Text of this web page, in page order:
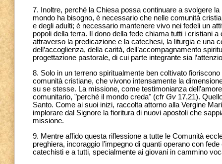
7. Inoltre, perché la Chiesa possa continuare a svolgere
mondo ha bisogno, è necessario che nelle comunità
e degli adulti; è necessario mantenere vivo nei fedeli un
popoli della terra. Il dono della fede chiama tutti i cristiani
attraverso la predicazione e la catechesi, la liturgia e una
dell’accoglienza, della carità, dell’accompagnamento
progettazione pastorale, di cui parte integrante sia
8. Solo in un terreno spiritualmente ben coltivato
comunità cristiane, che vivono intensamente la
su se stesse. La missione, come testimonianza
comunitario, "perché il mondo creda" (cfr Gv 17,21).
Santo. Come ai suoi inizi, raccolta attorno alla Vergine
implorare dal Signore la fioritura di nuovi apostoli che
missione.
9. Mentre affido questa riflessione a tutte le Comunità
preghiera, incoraggio l’impegno di quanti operano con
catechisti e a tutti, specialmente ai giovani in cammino